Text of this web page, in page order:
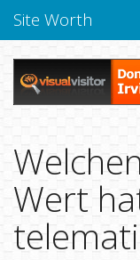
Site Worth
Wert